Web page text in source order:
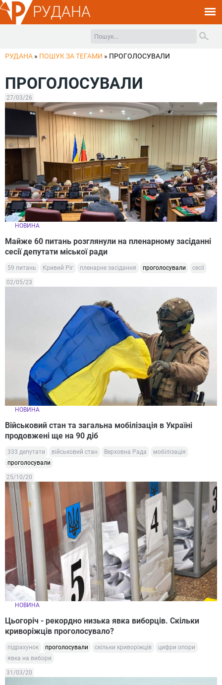
РУДАНА
РУДАНА » ПОШУК ЗА ТЕГАМИ » ПРОГОЛОСУВАЛИ
ПРОГОЛОСУВАЛИ
27/03/26
НОВИНА
Майже 60 питань розглянули на пленарному засіданні
сесії депутати міської ради
59 питань Кривий Ріг пленарне засідання проголосували сесії
02/05/23
НОВИНА
Військовий стан та загальна мобілізація в Україні
продовжені ще на 90 діб
333 депутати військовий стан Верховна Рада
мобілізація
проголосували
25/10/20
НОВИНА
Цьогоріч - рекордно низька явка виборців. Скільки
криворіжців проголосувало?
підрахунок проголосували скільки криворіжців
цифри опори
явка на вибори
31/03/20